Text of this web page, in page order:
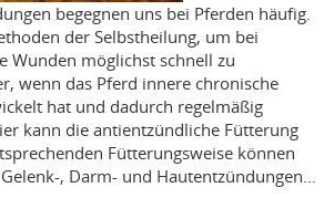
begegnen uns bei Pferden häufig.
der Selbstheilung, um bei
Wunden möglichst schnell zu
wenn das Pferd innere chronische
hat und dadurch regelmäßig
kann die antientzündliche Fütterung
Fütterungsweise können
, Darm- und Hautentzündungen…